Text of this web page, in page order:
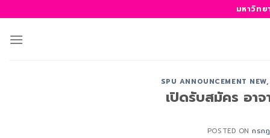
ไป
ยัง
มหาวิท
SPU ANNOUNCEMENT NEW
เปิดรับสมัคร อาจ
POSTED ONกรก